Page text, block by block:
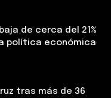
de cerca del 21%
política económica
tras más de 36